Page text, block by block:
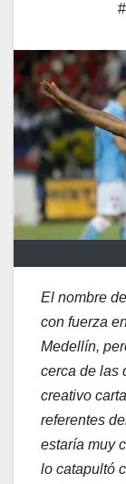
El nombre
con fuerza
Medellín,
cerca de las
creativo
referentes
estaría muy
lo catapultó